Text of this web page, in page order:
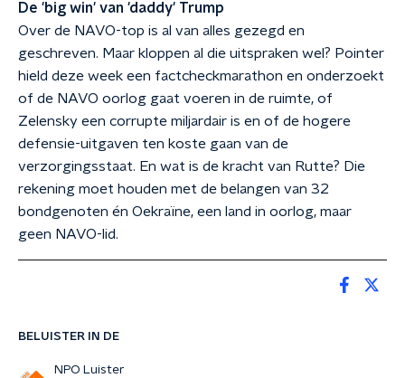
BELUISTER IN DE
NPO Luister
De 'big win' van 'daddy' Trump
Over de NAVO-top is al van alles gezegd en
geschreven. Maar kloppen al die uitspraken wel? Pointer
hield deze week een factcheckmarathon en onderzoekt
of de NAVO oorlog gaat voeren in de ruimte, of
Zelensky een corrupte miljardair is en of de hogere
defensie-uitgaven ten koste gaan van de
verzorgingsstaat. En wat is de kracht van Rutte? Die
rekening moet houden met de belangen van 32
bondgenoten én Oekraïne, een land in oorlog, maar
geen NAVO-lid.